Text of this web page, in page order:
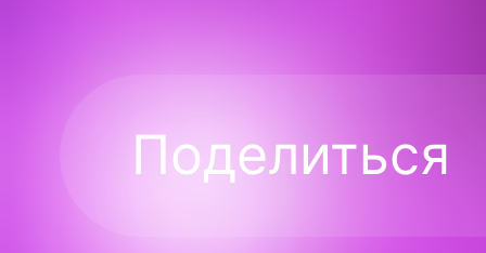
Поделиться